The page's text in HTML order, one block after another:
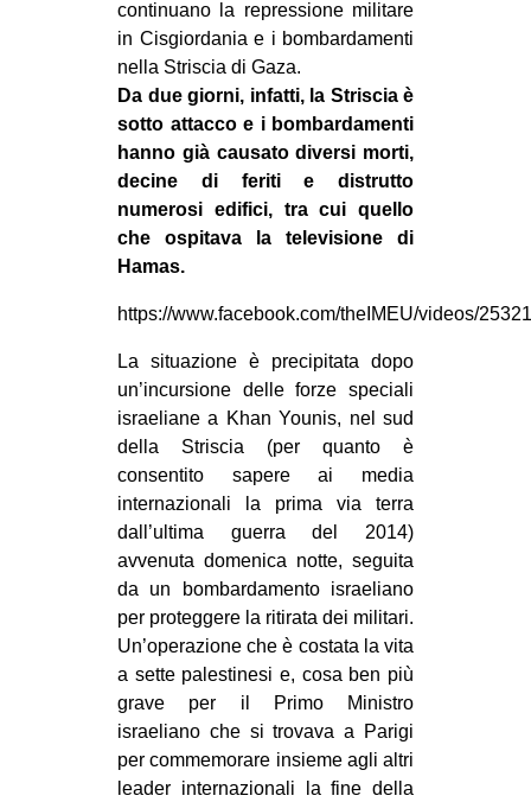
continuano la repressione militare
in Cisgiordania e i bombardamenti
nella Striscia di Gaza.
Da due giorni, infatti, la Striscia è
sotto attacco e i bombardamenti
hanno già causato diversi morti,
decine di feriti e distrutto
numerosi edifici, tra cui quello
che ospitava la televisione di
Hamas.
https://www.facebook.com/theIMEU/videos/
La situazione è precipitata dopo
un’incursione delle forze speciali
israeliane a Khan Younis, nel sud
della Striscia (per quanto è
consentito sapere ai media
internazionali la prima via terra
dall’ultima guerra del 2014)
avvenuta domenica notte, seguita
da un bombardamento israeliano
per proteggere la ritirata dei militari.
Un’operazione che è costata la vita
a sette palestinesi e, cosa ben più
grave per il Primo Ministro
israeliano che si trovava a Parigi
per commemorare insieme agli altri
leader internazionali la fine della